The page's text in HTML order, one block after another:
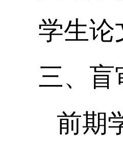
学生论
三、盲
前期